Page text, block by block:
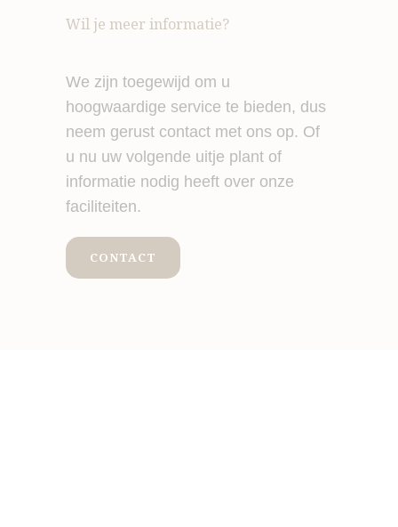
Wil je meer informatie?
We zijn toegewijd om u
hoogwaardige service te bieden, dus
neem gerust contact met ons op. Of
u nu uw volgende uitje plant of
informatie nodig heeft over onze
faciliteiten.
CONTACT